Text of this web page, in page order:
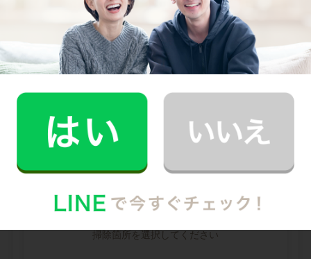
中堅CH社
--
掃除箇所ごとの時間（目安）
掃除箇所を選択してください